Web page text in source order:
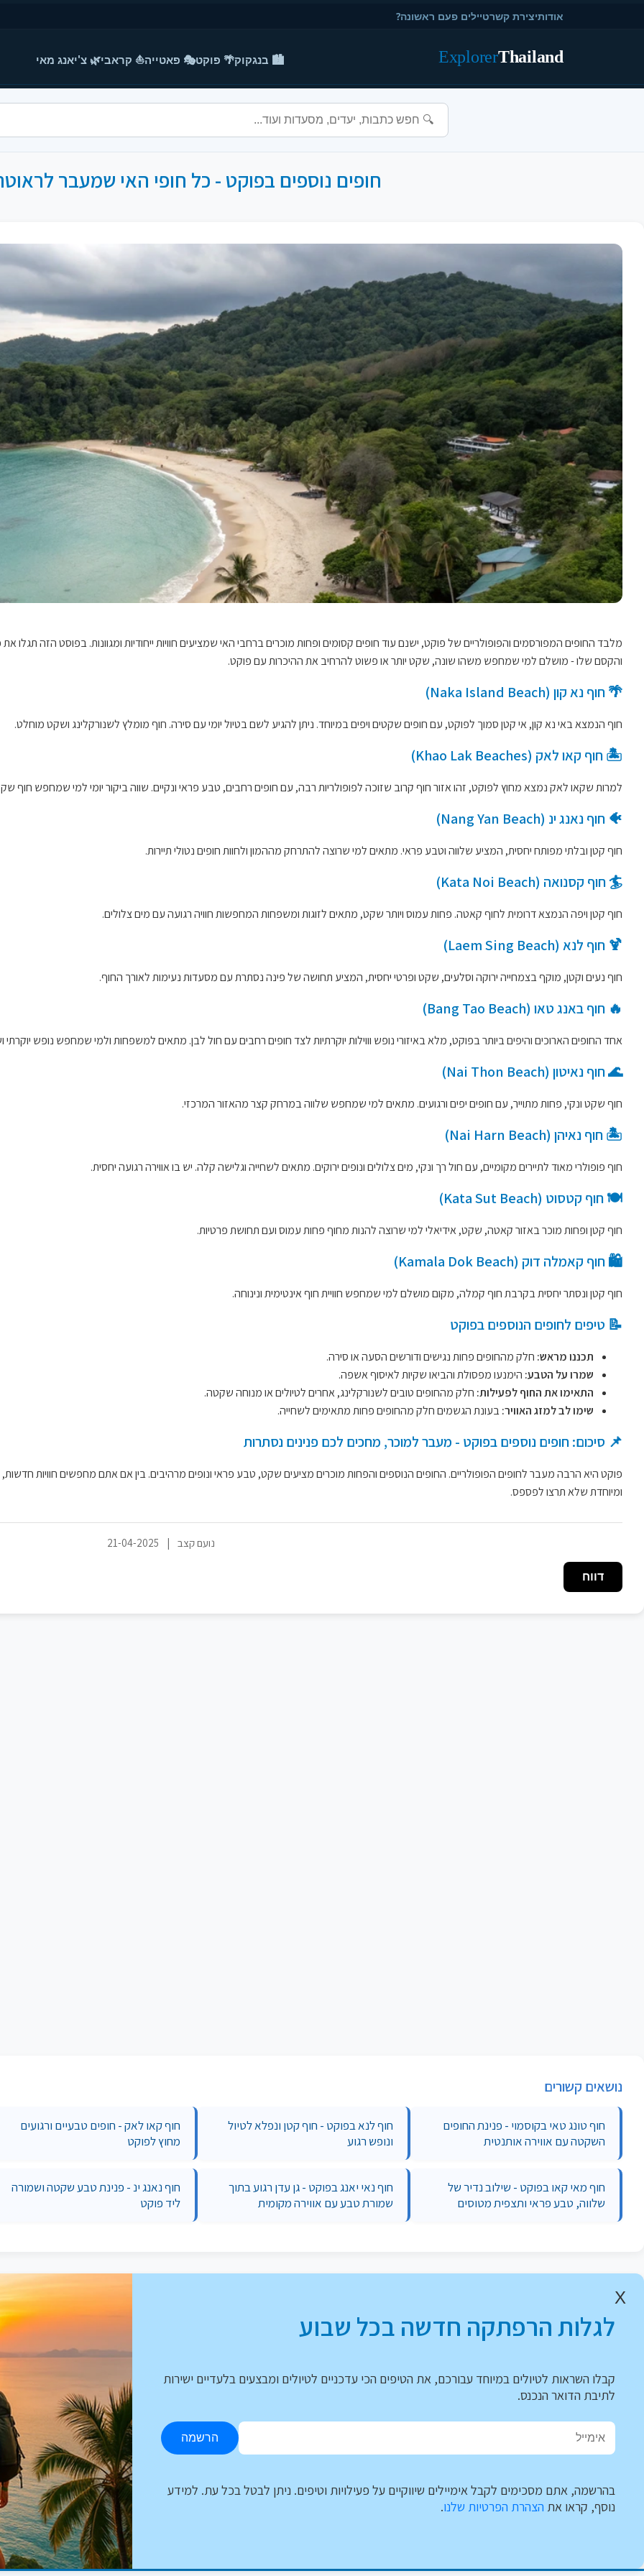
אודותיצירת קשרטיילים פעם ראשונה?
Thailand
Explorer 🏙️ בנגקוק🌴 פוקט🎭 פאטייה⛵ קראבי🌿 צ'יאנג מאי
חופים נוספים בפוקט - כל חופי האי שמעבר
מלבד החופים המפורסמים והפופולריים של פוקט, ישנם עוד חופים קסומים ופחות מוכרים ברחבי האי שמציעים חוויות ייחודיות ומגוונות. בפוסט הזה
והקסם שלו - מושלם למי שמחפש משהו שונה, שקט יותר או פשוט להרחיב את ההיכרות עם פוקט.
🌴 חוף נא קון (Naka Island Beach)
חוף הנמצא באי נא קון, אי קטן סמוך לפוקט, עם חופים שקטים ויפים במיוחד. ניתן להגיע לשם בטיול יומי עם סירה. חוף מומלץ לשנורקלינג ושקט מוחלט.
🏝️ חוף קאו לאק (Khao Lak Beaches)
למרות שקאו לאק נמצא מחוץ לפוקט, זהו אזור חוף קרוב שזוכה לפופולריות רבה, עם חופים רחבים, טבע פראי ונקיים. שווה ביקור יומי למי שמחפש חוף
🐠 חוף נאנג ינ (Nang Yan Beach)
חוף קטן ובלתי מפותח יחסית, המציע שלווה וטבע פראי. מתאים למי שרוצה להתרחק מההמון ולחוות חופים נטולי תיירות.
🏄 חוף קסנואה (Kata Noi Beach)
חוף קטן ויפה הנמצא דרומית לחוף קאטה. פחות עמוס ויותר שקט, מתאים לזוגות ומשפחות המחפשות חוויה רגועה עם מים צלולים.
🍹 חוף לנא (Laem Sing Beach)
חוף נעים וקטן, מוקף בצמחייה ירוקה וסלעים, שקט ופרטי יחסית, המציע תחושה של פינה נסתרת עם מסעדות נעימות לאורך החוף.
🔥 חוף באנג טאו (Bang Tao Beach)
אחד החופים הארוכים והיפים ביותר בפוקט, מלא באיזורי נופש וווילות יוקרתיות לצד חופים רחבים עם חול לבן. מתאים למשפחות ולמי שמחפש נופש יוקרתי
🌊 חוף נאיטון (Nai Thon Beach)
חוף שקט ונקי, פחות מתוייר, עם חופים יפים ורגועים. מתאים למי שמחפש שלווה במרחק קצר מהאזור המרכזי.
🏝️ חוף נאיהן (Nai Harn Beach)
חוף פופולרי מאוד לתיירים מקומיים, עם חול רך ונקי, מים צלולים ונופים ירוקים. מתאים לשחייה וגלישה קלה. יש בו אווירה רגועה יחסית.
🍽️ חוף קטסוט (Kata Sut Beach)
חוף קטן ופחות מוכר באזור קאטה, שקט, אידיאלי למי שרוצה להנות מחוף פחות עמוס ועם תחושת פרטיות.
🛍️ חוף קאמלה דוק (Kamala Dok Beach)
חוף קטן ונסתר יחסית בקרבת חוף קמלה, מקום מושלם למי שמחפש חוויית חוף אינטימית ונינוחה.
📝 טיפים לחופים הנוספים בפוקט
תכננו מראש: חלק מהחופים פחות נגישים ודורשים הסעה או סירה.
שמרו על הטבע: הימנעו מפסולת והביאו שקיות לאיסוף אשפה.
התאימו את החוף לפעילות: חלק מהחופים טובים לשנורקלינג, אחרים לטיולים או מנוחה שקטה.
שימו לב למזג האוויר:בעונת הגשמים חלק מהחופים פחות מתאימים לשחייה.
📌 סיכום: חופים נוספים בפוקט - מעבר למוכר, מחכים לכם פנינים נסתרות
פוקט היא הרבה מעבר לחופים הפופולריים. החופים הנוספים והפחות מוכרים מציעים שקט, טבע פראי ונופים מרהיבים. בין אם אתם מחפשים חוויות
ומיוחדת שלא תרצו לפספס.
נועם קצב |
21-04-2025
דווח
נושאים קשורים
חוף טונג טאי בקוסמוי - פנינת החופים
השקטה עם אווירה אותנטית
חוף לנא בפוקט - חוף קטן ונפלא לטיול
ונופש רגוע
חוף קאו לאק - חופים טבעיים ורגועים
מחוץ לפוקט
חוף מאי קאו בפוקט - שילוב נדיר של
שלווה, טבע פראי ותצפית מטוסים
חוף נאי יאנג בפוקט - גן עדן רגוע בתוך
שמורת טבע עם אווירה מקומית
חוף נאנג ינ - פנינת טבע שקטה ושמורה
ליד פוקט
X
לגלות הרפתקה חדשה בכל שבוע
קבלו השראות לטיולים במיוחד עבורכם, את הטיפים הכי עדכניים לטיולים ומבצעים בלעדיים ישירות
לתיבת הדואר הנכנס.
הרשמה
בהרשמה, אתם מסכימים לקבל אימיילים שיווקיים על פעילויות וטיפים. ניתן לבטל בכל עת. למידע
נוסף, קראו את הצהרת הפרטיות שלנו.